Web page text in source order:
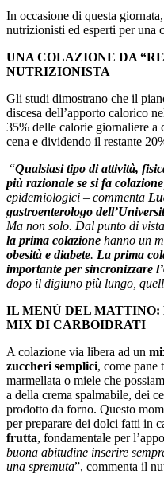
In occasione di questa
nutrizionisti ed esperti per una
UNA COLAZIONE DA
NUTRIZIONISTA
Gli studi dimostrano che il
discesa dell’apporto calorico
35% delle calorie giornaliere a
cena e dividendo il restante
“Qualsiasi tipo di attività,
più razionale se si fa colazione
epidemiologici – commenta
gastroenterologo
Ma non solo. Dal punto di
la prima colazione hanno un
obesità e diabete. La prima
importante per sincronizzare
dopo il digiuno più lungo,
IL MENÙ DEL MATTINO:
MIX DI CARBOIDRATI
A colazione via libera ad un
zuccheri semplici, come pane
marmellata o miele che
a della crema spalmabile, dei
prodotto da forno. Questo
per preparare dei dolci fatti in
frutta, fondamentale per
buona abitudine inserire
una spremuta”, commenta il